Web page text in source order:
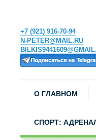
+7 (921) 916-70-94
N-PETER@MAIL.RU
О ГЛАВНОМ
СПОРТ: